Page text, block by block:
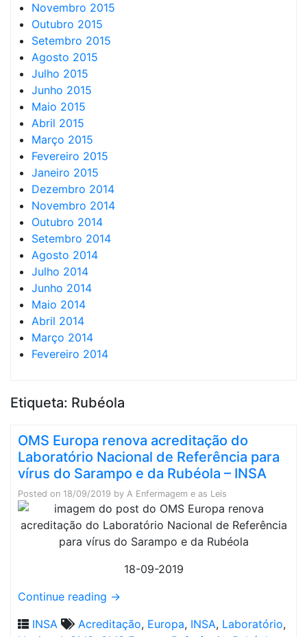
Novembro 2015
Outubro 2015
Setembro 2015
Agosto 2015
Julho 2015
Junho 2015
Maio 2015
Abril 2015
Março 2015
Fevereiro 2015
Janeiro 2015
Dezembro 2014
Novembro 2014
Outubro 2014
Setembro 2014
Agosto 2014
Julho 2014
Junho 2014
Maio 2014
Abril 2014
Março 2014
Fevereiro 2014
Etiqueta: Rubéola
OMS Europa renova acreditação do
Laboratório Nacional de Referência para
vírus do Sarampo e da Rubéola – INSA
Posted on 18/09/2019 by A Enfermagem e as Leis
18-09-2019
Continue reading →
INSA
Acreditação, Europa, INSA, Laboratório,